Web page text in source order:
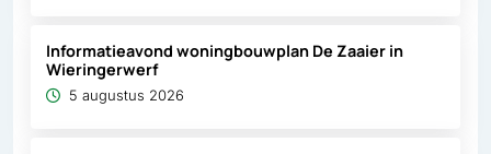
Informatieavond woningbouwplan De Zaaier in
Wieringerwerf
5 augustus 2026